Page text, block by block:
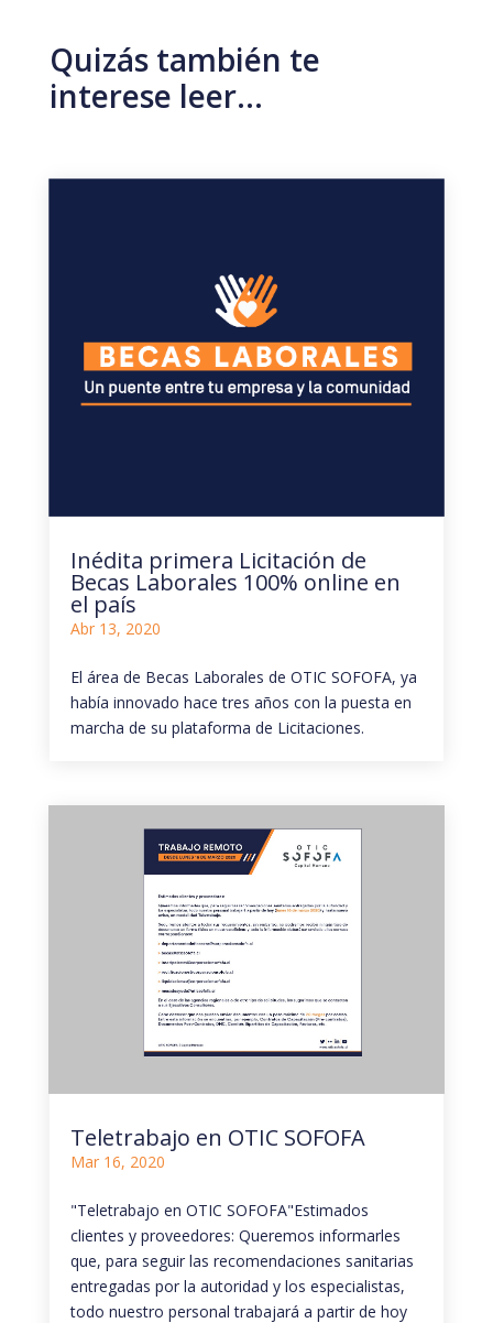
Quizás también te
interese leer…
Inédita primera Licitación de
Becas Laborales 100% online en
el país
Abr 13, 2020
El área de Becas Laborales de OTIC SOFOFA, ya
había innovado hace tres años con la puesta en
marcha de su plataforma de Licitaciones.
Teletrabajo en OTIC SOFOFA
Mar 16, 2020
"Teletrabajo en OTIC SOFOFA"Estimados
clientes y proveedores: Queremos informarles
que, para seguir las recomendaciones sanitarias
entregadas por la autoridad y los especialistas,
todo nuestro personal trabajará a partir de hoy